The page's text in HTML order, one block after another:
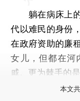
躺在病床上的
代以难民的身份
在政府资助的廉
女儿，但都在河
戚。更为棘手的
本文